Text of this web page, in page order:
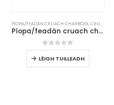
PÍOPA/FEADÁN CRUACH CHARBÓIN,CRUACH CHARBÓIN
Píopa/feadán cruach charbóin
0As 5
LÉIGH TUILLEADH